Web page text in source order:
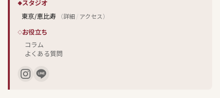
スタジオ
東京/恵比寿
（詳細 / アクセス）
お役立ち
コラム
よくある質問